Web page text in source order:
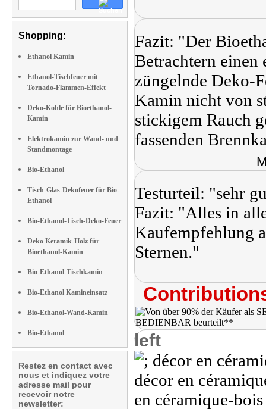
Shopping:
Ethanol Kamin
Ethanol-Tischfeuer mit
Tornado-Flammen-Effekt
Deko-Kohle für Bioethanol-
Kamin
Elektrokamin zur Wand- und
Standmontage
Bio-Ethanol
Tisch-Glas-Dekofeuer für Bio-
Ethanol
Bio-Ethanol-Tisch-Deko-Feuer
Deko Keramik-Holz für
Bioethanol-Kamin
Bio-Ethanol-Tischkamin
Bio-Ethanol Kamineinsatz
Bio-Ethanol-Wand-Kamin
Bio-Ethanol
Restez en contact avec
nous et indiquez votre
adresse mail pour
recevoir notre
newsletter:
Fazit: "Der
Betrachtern
züngelnde Deko-
Kamin nicht von
stickigem Rauch
fassenden
Testurteil: "sehr
Fazit: "Alles in
Kaufempfehlung
Sternen."
left